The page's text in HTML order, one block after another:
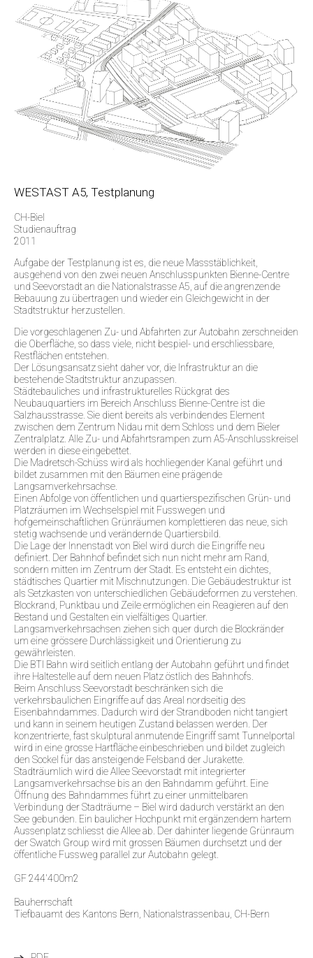
WESTAST A5, Testplanung
CH-Biel
Studienauftrag
2011
Aufgabe der Testplanung ist es, die neue Massstäblichkeit,
ausgehend von den zwei neuen Anschlusspunkten Bienne-Centre
und Seevorstadt an die Nationalstrasse A5, auf die angrenzende
Bebauung zu übertragen und wieder ein Gleichgewicht in der
Stadtstruktur herzustellen.
Die vorgeschlagenen Zu- und Abfahrten zur Autobahn zerschneiden
die Oberfläche, so dass viele, nicht bespiel- und erschliessbare,
Restflächen entstehen.
Der Lösungsansatz sieht daher vor, die Infrastruktur an die
bestehende Stadtstruktur anzupassen.
Städtebauliches und infrastrukturelles Rückgrat des
Neubauquartiers im Bereich Anschluss Bienne-Centre ist die
Salzhausstrasse. Sie dient bereits als verbindendes Element
zwischen dem Zentrum Nidau mit dem Schloss und dem Bieler
Zentralplatz. Alle Zu- und Abfahrtsrampen zum A5-Anschlusskreisel
werden in diese eingebettet.
Die Madretsch-Schüss wird als hochliegender Kanal geführt und
bildet zusammen mit den Bäumen eine prägende
Langsamverkehrsachse.
Einen Abfolge von öffentlichen und quartierspezifischen Grün- und
Platzräumen im Wechselspiel mit Fusswegen und
hofgemeinschaftlichen Grünräumen komplettieren das neue, sich
stetig wachsende und verändernde Quartiersbild.
Die Lage der Innenstadt von Biel wird durch die Eingriffe neu
definiert. Der Bahnhof befindet sich nun nicht mehr am Rand,
sondern mitten im Zentrum der Stadt. Es entsteht ein dichtes,
städtisches Quartier mit Mischnutzungen. Die Gebäudestruktur ist
als Setzkasten von unterschiedlichen Gebäudeformen zu verstehen.
Blockrand, Punktbau und Zeile ermöglichen ein Reagieren auf den
Bestand und Gestalten ein vielfältiges Quartier.
Langsamverkehrsachsen ziehen sich quer durch die Blockränder
um eine grössere Durchlässigkeit und Orientierung zu
gewährleisten.
Die BTI Bahn wird seitlich entlang der Autobahn geführt und findet
ihre Haltestelle auf dem neuen Platz östlich des Bahnhofs.
Beim Anschluss Seevorstadt beschränken sich die
verkehrsbaulichen Eingriffe auf das Areal nordseitig des
Eisenbahndammes. Dadurch wird der Strandboden nicht tangiert
und kann in seinem heutigen Zustand belassen werden. Der
konzentrierte, fast skulptural anmutende Eingriff samt Tunnelportal
wird in eine grosse Hartfläche einbeschrieben und bildet zugleich
den Sockel für das ansteigende Felsband der Jurakette.
Stadträumlich wird die Allee Seevorstadt mit integrierter
Langsamverkehrsachse bis an den Bahndamm geführt. Eine
Öffnung des Bahndammes führt zu einer unmittelbaren
Verbindung der Stadträume – Biel wird dadurch verstärkt an den
See gebunden. Ein baulicher Hochpunkt mit ergänzendem hartem
Aussenplatz schliesst die Allee ab. Der dahinter liegende Grünraum
der Swatch Group wird mit grossen Bäumen durchsetzt und der
öffentliche Fussweg parallel zur Autobahn gelegt.
GF 244'400m2
Bauherrschaft
Tiefbauamt des Kantons Bern, Nationalstrassenbau, CH-Bern